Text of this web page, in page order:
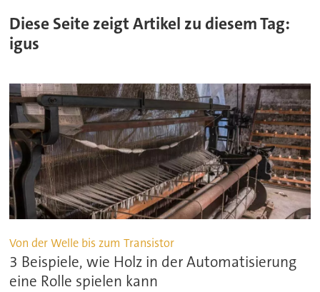
Diese Seite zeigt Artikel zu diesem Tag:
igus
Von der Welle bis zum Transistor
3 Beispiele, wie Holz in der Automatisierung
eine Rolle spielen kann